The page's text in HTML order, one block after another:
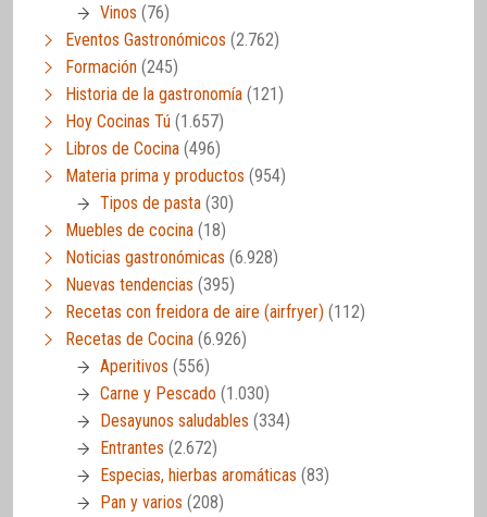
Vinos (76)
Eventos Gastronómicos (2.762)
Formación (245)
Historia de la gastronomía (121)
Hoy Cocinas Tú (1.657)
Libros de Cocina (496)
Materia prima y productos (954)
Tipos de pasta (30)
Muebles de cocina (18)
Noticias gastronómicas (6.928)
Nuevas tendencias (395)
Recetas con freidora de aire (airfryer) (112)
Recetas de Cocina (6.926)
Aperitivos (556)
Carne y Pescado (1.030)
Desayunos saludables (334)
Entrantes (2.672)
Especias, hierbas aromáticas (83)
Pan y varios (208)